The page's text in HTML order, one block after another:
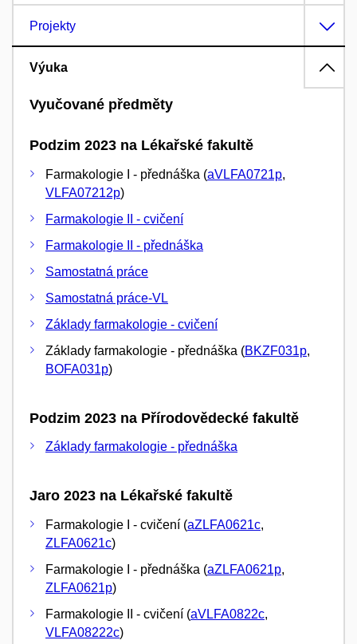
Projekty
Výuka
Vyučované předměty
Podzim 2023 na Lékařské fakultě
Farmakologie I - přednáška (aVLFA0721p,
VLFA07212p)
Farmakologie II - cvičení
Farmakologie II - přednáška
Samostatná práce
Samostatná práce-VL
Základy farmakologie - cvičení
Základy farmakologie - přednáška (BKZF031p,
BOFA031p)
Podzim 2023 na Přírodovědecké fakultě
Základy farmakologie - přednáška
Jaro 2023 na Lékařské fakultě
Farmakologie I - cvičení (aZLFA0621c,
ZLFA0621c)
Farmakologie I - přednáška (aZLFA0621p,
ZLFA0621p)
Farmakologie II - cvičení (aVLFA0822c,
VLFA08222c)